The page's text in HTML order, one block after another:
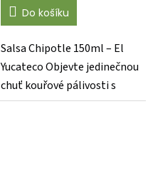
4,7
5
hvězdiček.
Do košíku
Salsa Chipotle 150ml – El
Yucateco Objevte jedinečnou
chuť kouřové pálivosti s
Salsa Chipotle od...